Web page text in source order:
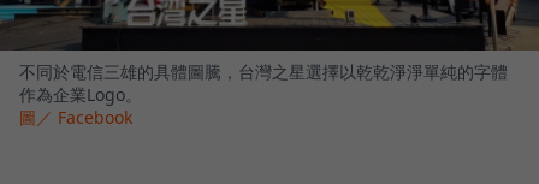
不同於電信三雄的具體圖騰，台灣之星選擇以乾乾淨淨單純的字體
作為企業Logo。
圖／ Facebook